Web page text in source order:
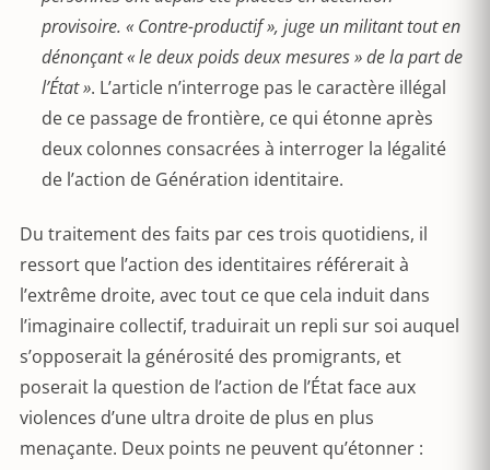
provisoire. « Contre-productif », juge un militant tout en
dénonçant « le deux poids deux mesures » de la part de
l’État ». L’article n’interroge pas le caractère illégal
de ce passage de frontière, ce qui étonne après
deux colonnes consacrées à interroger la légalité
de l’action de Génération identitaire.
Du traitement des faits par ces trois quotidiens, il
ressort que l’action des identitaires référerait à
l’extrême droite, avec tout ce que cela induit dans
l’imaginaire collectif, traduirait un repli sur soi auquel
s’opposerait la générosité des promigrants, et
poserait la question de l’action de l’État face aux
violences d’une ultra droite de plus en plus
menaçante. Deux points ne peuvent qu’étonner :